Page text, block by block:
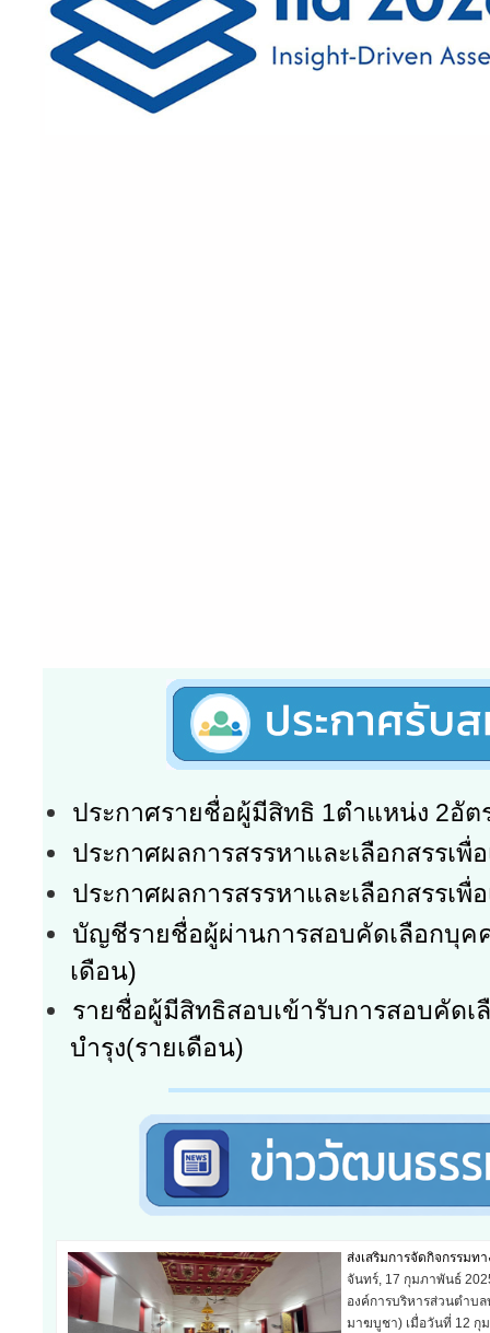
ประกาศรายชื่อผู้มีสิทธิ 1ตำแหน่ง 2อัต
ประกาศผลการสรรหาและเลือกสรรเ
ประกาศผลการสรรหาและเลือกสรรเพื่
บัญชีรายชื่อผู้ผ่านการสอบคัดเลือกบุค
เดือน)
รายชื่อผู้มีสิทธิสอบเข้ารับการสอบคัดเ
บำรุง(รายเดือน)
วันเด็กแห่งชาติ ประจำปี
พฤหัสบดี, 23 มกราคม
องค์การบริหารส่วนตำ
มกราคม 2568 ณ องค์กา